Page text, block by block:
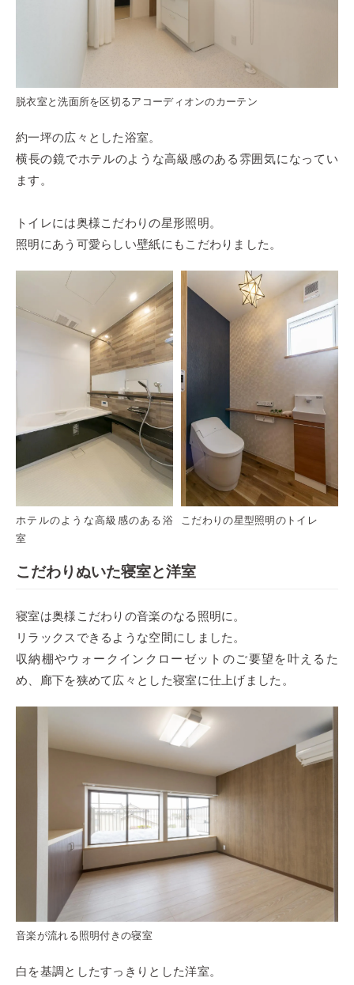
脱衣室と洗面所を区切るアコーディオンのカーテン
約一坪の広々とした浴室。
横長の鏡でホテルのような高級感のある雰囲気になってい
ます。
トイレには奥様こだわりの星形照明。
照明にあう可愛らしい壁紙にもこだわりました。
ホテルのような高級感のある浴
室
こだわりの星型照明のトイレ
こだわりぬいた寝室と洋室
寝室は奥様こだわりの音楽のなる照明に。
リラックスできるような空間にしました。
収納棚やウォークインクローゼットのご要望を叶えるた
め、廊下を狭めて広々とした寝室に仕上げました。
音楽が流れる照明付きの寝室
白を基調としたすっきりとした洋室。